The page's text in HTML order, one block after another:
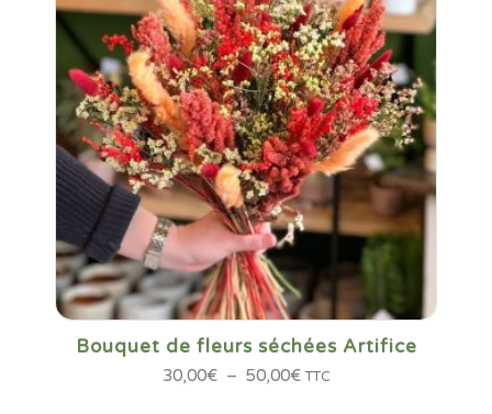
Bouquet de fleurs séchées Artifice
30,00€ – 50,00€Plage
TTC